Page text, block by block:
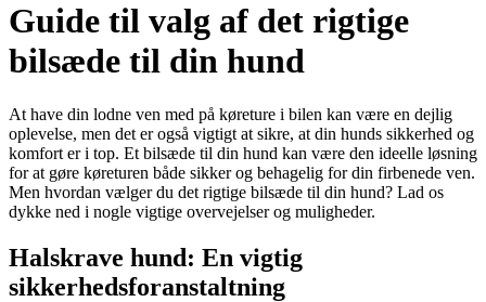
Guide til valg af det rigtige
bilsæde til din hund
At have din lodne ven med på køreture i bilen kan være en dejlig
oplevelse, men det er også vigtigt at sikre, at din hunds sikkerhed og
komfort er i top. Et bilsæde til din hund kan være den ideelle løsning
for at gøre køreturen både sikker og behagelig for din firbenede ven.
Men hvordan vælger du det rigtige bilsæde til din hund? Lad os
dykke ned i nogle vigtige overvejelser og muligheder.
Halskrave hund: En vigtig
sikkerhedsforanstaltning